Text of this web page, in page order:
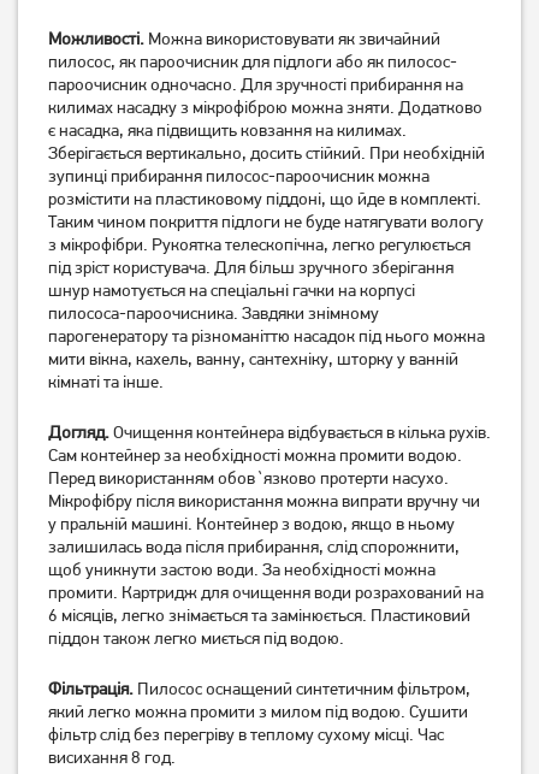
Пилосос миючий Bosch
BWD421PET
12 999
Немає в наявності
Пилосос миючий Bosch
BWD41740
7 589грн
Немає в наявності
Пилосос-пароочищувач
Rowenta Clean & Steam
RY7777WH
6 899 грн
Немає в наявності
Пилосос миючий Thomas
TWIN XT
10 499 грн
Можливості. Можна використовувати як звичайний
пилосос, як пароочисник для підлоги або як пилосос-
пароочисник одночасно. Для зручності прибирання на
килимах насадку з мікрофіброю можна зняти. Додатково
є насадка, яка підвищить ковзання на килимах.
Зберігається вертикально, досить стійкий. При необхідній
зупинці прибирання пилосос-пароочисник можна
розмістити на пластиковому піддоні, що йде в комплекті.
Таким чином покриття підлоги не буде натягувати вологу
з мікрофібри. Рукоятка телескопічна, легко регулюється
під зріст користувача. Для більш зручного зберігання
шнур намотується на спеціальні гачки на корпусі
пилососа-пароочисника. Завдяки знімному
парогенератору та різноманіттю насадок під нього можна
мити вікна, кахель, ванну, сантехніку, шторку у ванній
кімнаті та інше.
Догляд.Очищення контейнера відбувається в кілька рухів.
Сам контейнер за необхідності можна промити водою.
Перед використанням обов`язково протерти насухо.
Мікрофібру після використання можна випрати вручну чи
у пральній машині. Контейнер з водою, якщо в ньому
залишилась вода після прибирання, слід спорожнити,
щоб уникнути застою води. За необхідності можна
промити. Картридж для очищення води розрахований на
6 місяців, легко знімається та замінюється. Пластиковий
піддон також легко миється під водою.
Фільтрація. Пилосос оснащений синтетичним фільтром,
який легко можна промити з милом під водою. Сушити
фільтр слід без перегріву в теплому сухому місці. Час
висихання 8 год.